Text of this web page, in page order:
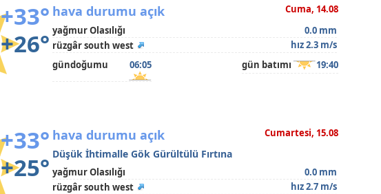
+33°
+26°
Cuma, 14.08
hava durumu açık
yağmur Olasılığı
0.0 mm
rüzgâr south west
hız 2.3 m/s
gündoğumu
06:05 gün batımı 19:40
+33°
+25°
Cumartesi, 15.08
hava durumu açık
Düşük İhtimalle Gök Gürültülü Fırtına
yağmur Olasılığı
0.0 mm
rüzgâr south west
hız 2.7 m/s